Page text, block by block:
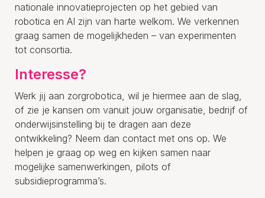
nationale innovatieprojecten op het gebied van
robotica en AI zijn van harte welkom. We verkennen
graag samen de mogelijkheden – van experimenten
tot consortia.
Interesse?
Werk jij aan zorgrobotica, wil je hiermee aan de slag,
of zie je kansen om vanuit jouw organisatie, bedrijf of
onderwijsinstelling bij te dragen aan deze
ontwikkeling? Neem dan contact met ons op. We
helpen je graag op weg en kijken samen naar
mogelijke samenwerkingen, pilots of
subsidieprogramma’s.